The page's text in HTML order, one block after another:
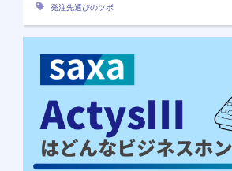
発注先選びのツボ